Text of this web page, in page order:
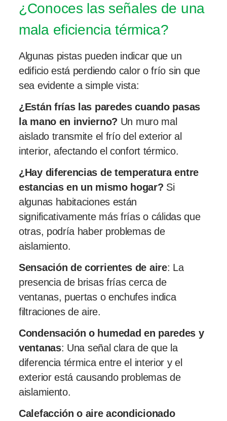
¿Conoces las señales de una
mala eficiencia térmica?
Algunas pistas pueden indicar que un
edificio está perdiendo calor o frío sin que
sea evidente a simple vista:
¿Están frías las paredes cuando pasas
la mano en invierno? Un muro mal
aislado transmite el frío del exterior al
interior, afectando el confort térmico.
¿Hay diferencias de temperatura entre
estancias en un mismo hogar? Si
algunas habitaciones están
significativamente más frías o cálidas que
otras, podría haber problemas de
aislamiento.
Sensación de corrientes de aire: La
presencia de brisas frías cerca de
ventanas, puertas o enchufes indica
filtraciones de aire.
Condensación o humedad en paredes y
ventanas: Una señal clara de que la
diferencia térmica entre el interior y el
exterior está causando problemas de
aislamiento.
Calefacción o aire acondicionado